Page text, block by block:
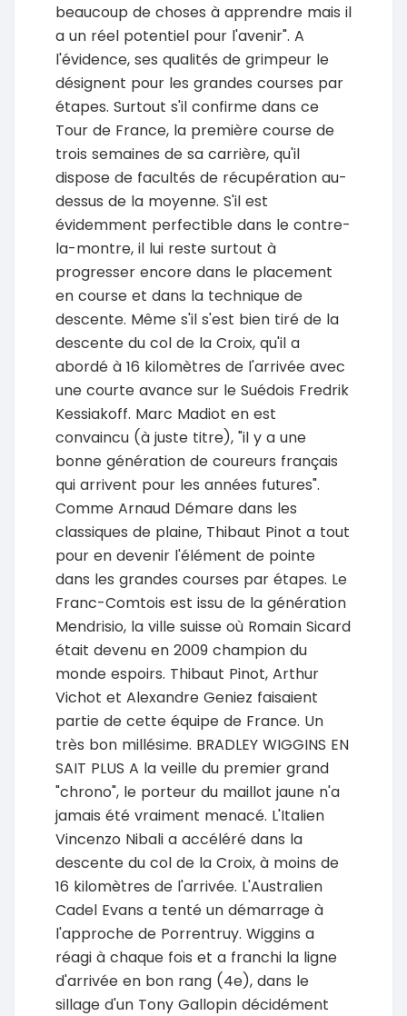
beaucoup de choses à apprendre mais il
a un réel potentiel pour l'avenir". A
l'évidence, ses qualités de grimpeur le
désignent pour les grandes courses par
étapes. Surtout s'il confirme dans ce
Tour de France, la première course de
trois semaines de sa carrière, qu'il
dispose de facultés de récupération au-
dessus de la moyenne. S'il est
évidemment perfectible dans le contre-
la-montre, il lui reste surtout à
progresser encore dans le placement
en course et dans la technique de
descente. Même s'il s'est bien tiré de la
descente du col de la Croix, qu'il a
abordé à 16 kilomètres de l'arrivée avec
une courte avance sur le Suédois Fredrik
Kessiakoff. Marc Madiot en est
convaincu (à juste titre), "il y a une
bonne génération de coureurs français
qui arrivent pour les années futures".
Comme Arnaud Démare dans les
classiques de plaine, Thibaut Pinot a tout
pour en devenir l'élément de pointe
dans les grandes courses par étapes. Le
Franc-Comtois est issu de la génération
Mendrisio, la ville suisse où Romain Sicard
était devenu en 2009 champion du
monde espoirs. Thibaut Pinot, Arthur
Vichot et Alexandre Geniez faisaient
partie de cette équipe de France. Un
très bon millésime. BRADLEY WIGGINS EN
SAIT PLUS A la veille du premier grand
"chrono", le porteur du maillot jaune n'a
jamais été vraiment menacé. L'Italien
Vincenzo Nibali a accéléré dans la
descente du col de la Croix, à moins de
16 kilomètres de l'arrivée. L'Australien
Cadel Evans a tenté un démarrage à
l'approche de Porrentruy. Wiggins a
réagi à chaque fois et a franchi la ligne
d'arrivée en bon rang (4e), dans le
sillage d'un Tony Gallopin décidément